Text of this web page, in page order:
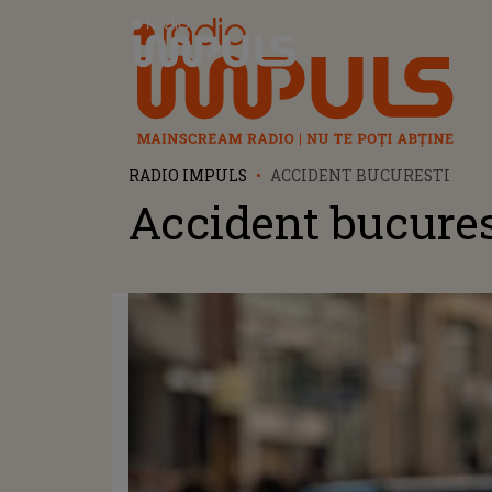
Radio Impuls
RADIO IMPULS ACCIDENT BUCURESTI
Accident